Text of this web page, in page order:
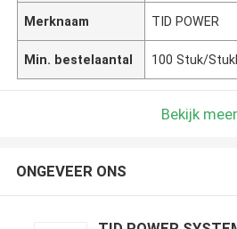
Merknaam TID POWER
Min. bestelaantal 100 Stuk/
Bekijk meer
ONGEVEER ONS